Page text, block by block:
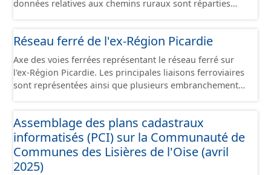
données relatives aux chemins ruraux sont réparties
générales du chemin (longueur, largeur, etc.). - Secteurs :
les informations générales du chemin et données
relevées sur le terrain. - Éléments : les éléments naturels
relevés sur les chemins (bois, talus, bande enherbée,
etc.). - Observations : les observations relevées sur les
- Plantations : proposition de plantation de haies (haie
basse, haie mixte, etc.).
Réseau ferré de l'ex-Région Picardie
Axe des voies ferrées représentant le réseau ferré sur
l'ex-Région Picardie. Les principales liaisons ferroviaires
sont représentées ainsi que plusieurs embranchements
sont désaffectées mais sont toujours physiquement
présentes sur le terrain.
Assemblage des plans cadastraux
informatisés (PCI) sur la Communauté de
Communes des Lisières de l'Oise (avril
2025)